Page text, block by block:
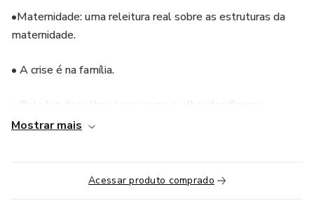
•Maternidade: uma releitura real sobre as estruturas da
maternidade.
• A crise é na família.
• Pela luz dos olhos teus: como o olhar das figuras
maternas e paternas reforçam nossos padrões de
• As etapas do desenvolvimento infantil e a construção da
Mostrar mais
Acessar produto comprado